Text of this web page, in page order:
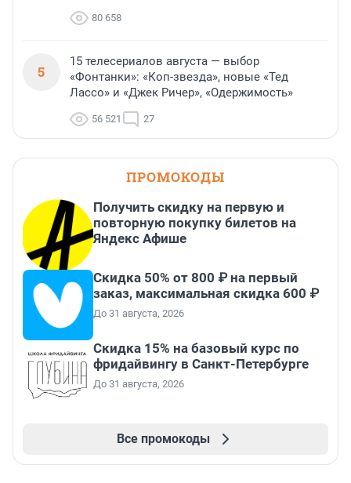
80 658
5
15 телесериалов августа — выбор
«Фонтанки»: «Коп-звезда», новые «Тед
Лассо» и «Джек Ричер», «Одержимость»
56 521 27
ПРОМОКОДЫ
Получить скидку на первую и
повторную покупку билетов на
Яндекс Афише
Скидка 50% от 800 ₽ на первый
заказ, максимальная скидка 600 ₽
До 31 августа, 2026
Скидка 15% на базовый курс по
фридайвингу в Санкт-Петербурге
До 31 августа, 2026
Все промокоды